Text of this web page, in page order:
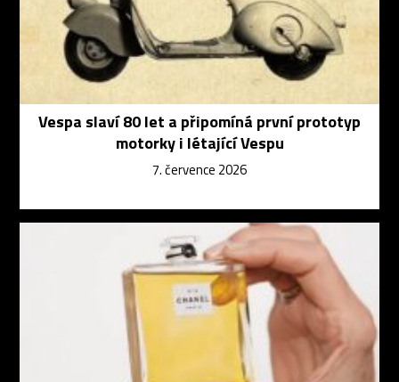
Vespa slaví 80 let a připomíná první prototyp
motorky i létající Vespu
7. července 2026